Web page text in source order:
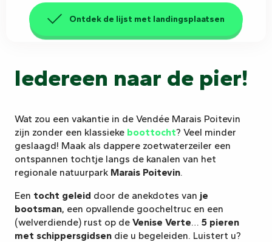
Ontdek de lijst met landingsplaatsen
Iedereen naar de pier!
Wat zou een vakantie in de Vendée Marais Poitevin
zijn zonder een klassieke boottocht? Veel minder
geslaagd! Maak als dappere zoetwaterzeiler een
ontspannen tochtje langs de kanalen van het
regionale natuurpark Marais Poitevin.
Een tocht geleid door de anekdotes van je
bootsman, een opvallende goocheltruc en een
(welverdiende) rust op de Venise Verte… 5 pieren
met schippersgidsen die u begeleiden. Luistert u?